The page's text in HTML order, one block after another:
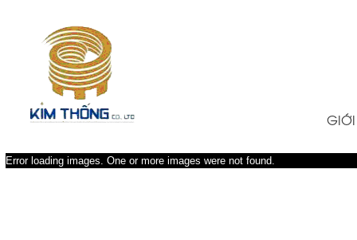
GIỚI
Error loading images. One or more images were not found.